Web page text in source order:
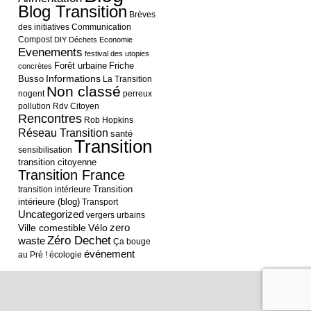
Blog Transition Brèves
des initiatives Communication
Compost DIY Déchets Economie
Evenements festival des utopies
concrètes Forêt urbaine Friche
Busso Informations La Transition
nogent Non classé perreux
pollution Rdv Citoyen
Rencontres Rob Hopkins
Réseau Transition santé
sensibilisation Transition
transition citoyenne
Transition France
transition intérieure Transition
intérieure (blog) Transport
Uncategorized vergers urbains
Ville comestibleVélozero
wasteZéro Dechet Ça bouge
au Pré ! écologie événement